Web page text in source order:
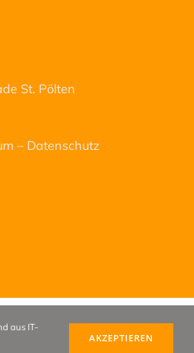
St. Pölten
– Datenschutz
Facebook
E-
aus IT-
AKZEPTIEREN